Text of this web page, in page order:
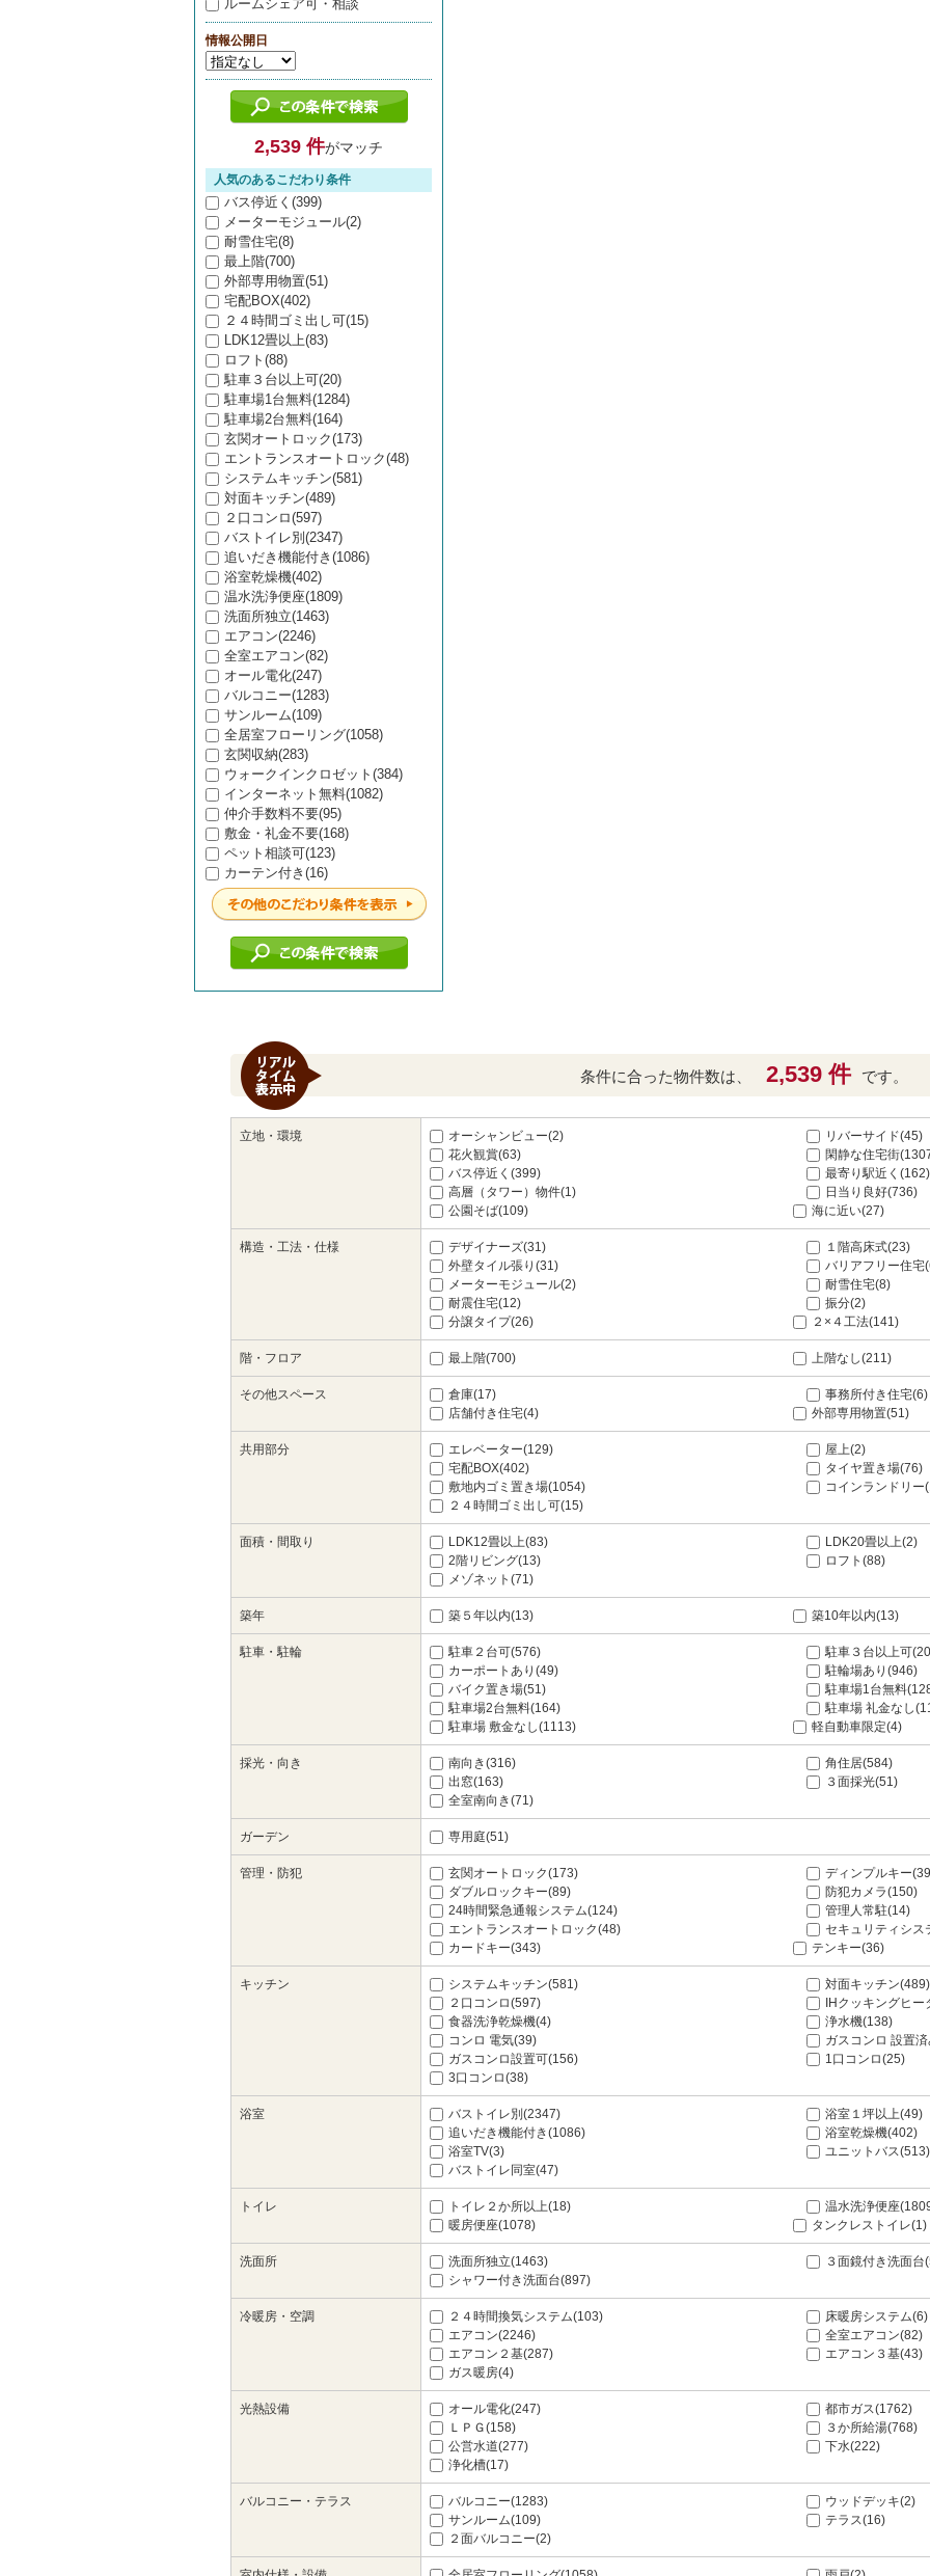
ルームシェア可・相談
情報公開日
2,539 件がマッチ
人気のあるこだわり条件
バス停近く(399)
メーターモジュール(2)
耐雪住宅(8)
最上階(700)
外部専用物置(51)
宅配BOX(402)
２４時間ゴミ出し可(15)
LDK12畳以上(83)
ロフト(88)
駐車３台以上可(20)
駐車場1台無料(1284)
駐車場2台無料(164)
玄関オートロック(173)
エントランスオートロック(48)
システムキッチン(581)
対面キッチン(489)
２口コンロ(597)
バストイレ別(2347)
追いだき機能付き(1086)
浴室乾燥機(402)
温水洗浄便座(1809)
洗面所独立(1463)
エアコン(2246)
全室エアコン(82)
オール電化(247)
バルコニー(1283)
サンルーム(109)
全居室フローリング(1058)
玄関収納(283)
ウォークインクロゼット(384)
インターネット無料(1082)
仲介手数料不要(95)
敷金・礼金不要(168)
ペット相談可(123)
カーテン付き(16)
条件に合った物件数は、 2,539 件 です。
立地・環境 オーシャンビュー(2)
リバーサイド(45)
花火観賞(63)
閑静な住宅街
バス停近く(399)
最寄り駅近く(162)
高層（タワー）物件(1)
日当り良好(736)
公園そば(109)
海に近い(27)
構造・工法・仕様 デザイナーズ(31)
１階高床式(23)
外壁タイル張り(31)
バリアフリー住宅
メーターモジュール(2)
耐雪住宅(8)
耐震住宅(12)
振分(2)
分譲タイプ(26)
２×４工法(141)
階・フロア 最上階(700) 上階なし(211)
その他スペース 倉庫(17)
事務所付き住宅(6)
店舗付き住宅(4)
外部専用物置(51)
共用部分 エレベーター(129)
屋上(2)
宅配BOX(402)
タイヤ置き場(76)
敷地内ゴミ置き場(1054)
コインランドリー
２４時間ゴミ出し可(15)
面積・間取り LDK12畳以上(83)
LDK20畳以上(2)
2階リビング(13)
ロフト(88)
メゾネット(71)
築年 築５年以内(13) 築10年以内(13)
駐車・駐輪 駐車２台可(576)
駐車３台以上可
カーポートあり(49)
駐輪場あり(946)
バイク置き場(51)
駐車場1台無料
駐車場2台無料(164)
駐車場 礼金なし
駐車場 敷金なし(1113)
軽自動車限定(4)
採光・向き 南向き(316)
角住居(584)
出窓(163)
３面採光(51)
全室南向き(71)
ガーデン 専用庭(51)
管理・防犯 玄関オートロック(173)
ディンプルキー
ダブルロックキー(89)
防犯カメラ(150)
24時間緊急通報システム(124)
管理人常駐(14)
エントランスオートロック(48)
セキュリティシス
カードキー(343)
テンキー(36)
キッチン システムキッチン(581)
対面キッチン(489)
２口コンロ(597)
IHクッキングヒ
食器洗浄乾燥機(4)
浄水機(138)
コンロ 電気(39)
ガスコンロ 設置
ガスコンロ設置可(156)
1口コンロ(25)
3口コンロ(38)
浴室 バストイレ別(2347)
浴室１坪以上(49)
追いだき機能付き(1086)
浴室乾燥機(402)
浴室TV(3)
ユニットバス(513)
バストイレ同室(47)
トイレ トイレ２か所以上(18)
温水洗浄便座
暖房便座(1078)
タンクレストイレ(1)
洗面所 洗面所独立(1463)
３面鏡付き洗面台
シャワー付き洗面台(897)
冷暖房・空調 ２４時間換気システム(103)
床暖房システム(6)
エアコン(2246)
全室エアコン(82)
エアコン２基(287)
エアコン３基(43)
ガス暖房(4)
光熱設備 オール電化(247)
都市ガス(1762)
ＬＰＧ(158)
３か所給湯(768)
公営水道(277)
下水(222)
浄化槽(17)
バルコニー・テラス バルコニー(1283)
ウッドデッキ(2)
サンルーム(109)
テラス(16)
２面バルコニー(2)